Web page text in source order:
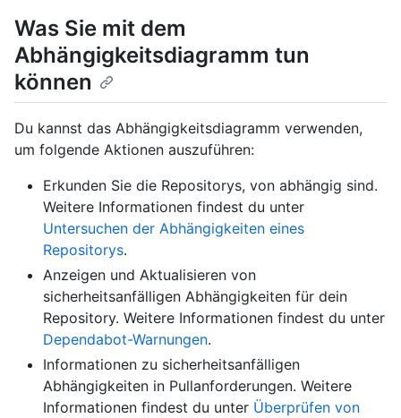
Was Sie mit dem
Abhängigkeitsdiagramm tun
können
Du kannst das Abhängigkeitsdiagramm verwenden,
um folgende Aktionen auszuführen:
Erkunden Sie die Repositorys, von abhängig sind.
Weitere Informationen findest du unter
Untersuchen der Abhängigkeiten eines
Repositorys.
Anzeigen und Aktualisieren von
sicherheitsanfälligen Abhängigkeiten für dein
Repository. Weitere Informationen findest du unter
Dependabot-Warnungen.
Informationen zu sicherheitsanfälligen
Abhängigkeiten in Pullanforderungen. Weitere
Informationen findest du unter Überprüfen von